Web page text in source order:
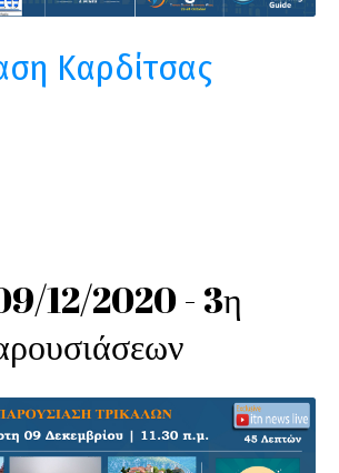
Καρδίτσας
12/2020 - 3η